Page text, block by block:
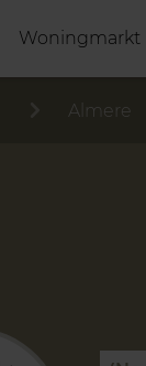
Woningmarkt
Almere